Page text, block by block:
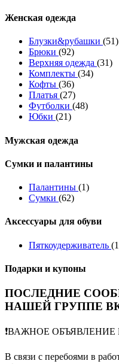
Женская одежда
Блузки&рубашки (51)
Брюки (92)
Верхняя одежда (31)
Комплекты (34)
Кофты (36)
Платья (27)
Футболки (48)
Юбки (21)
Мужская одежда
Сумки и палантины
Палантины (1)
Сумки (62)
Аксессуары для обуви
Пяткоудерживатель
Подарки и купоны
ПОСЛЕДНИЕ
НАШЕЙ ГРУППЕ
❗️ВАЖНОЕ
В связи с перебоями в